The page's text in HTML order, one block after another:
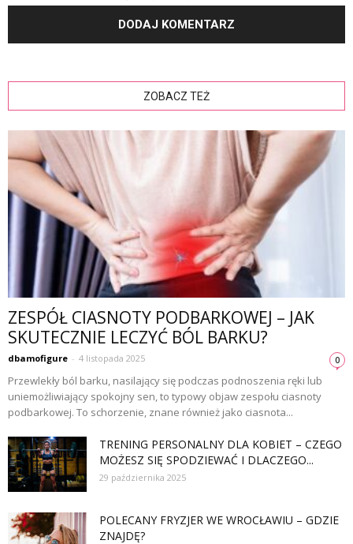
ZOBACZ TEŻ
ZESPÓŁ CIASNOTY PODBARKOWEJ – JAK
SKUTECZNIE LECZYĆ BÓL BARKU?
dbamofigure - 4 listopada 2025 0
Przewlekły ból barku, nasilający się podczas podnoszenia ręki lub
uniemożliwiający spokojny sen, to typowy objaw zespołu ciasnoty
podbarkowej. To schorzenie, znane również jako ciasnota...
TRENING PERSONALNY DLA KOBIET – CZEGO
MOŻESZ SIĘ SPODZIEWAĆ I DLACZEGO...
29 października 2025
POLECANY FRYZJER WE WROCŁAWIU – GDZIE
ZNAJDĘ?